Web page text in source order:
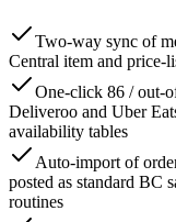
Two-way sync of
Central item and price-
One-click 86 / out-
Deliveroo and Uber
availability tables
Auto-import of
posted as standard BC
routines